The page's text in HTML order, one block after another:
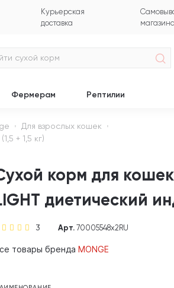
Курьерская
доставка
Фермерам Рептилии
Для взрослых кошек
+ 1,5 кг)
корм для кошек
диетический
3 Арт. 70005548х2RU
товары бренда MONGE